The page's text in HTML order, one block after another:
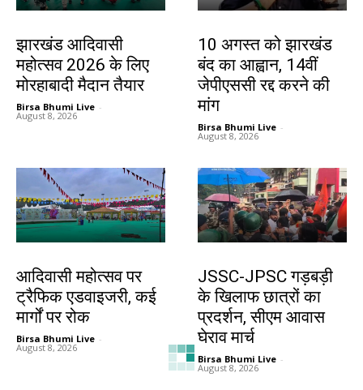
झारखंड आदिवासी
महोत्सव 2026 के लिए
मोरहाबादी मैदान तैयार
Birsa Bhumi Live -
August 8, 2026
10 अगस्त को झारखंड
बंद का आह्वान, 14वीं
जेपीएससी रद्द करने की
मांग
Birsa Bhumi Live -
August 8, 2026
आदिवासी महोत्सव पर
ट्रैफिक एडवाइजरी, कई
मार्गों पर रोक
Birsa Bhumi Live -
August 8, 2026
JSSC-JPSC गड़बड़ी
के खिलाफ छात्रों का
प्रदर्शन, सीएम आवास
घेराव मार्च
Birsa Bhumi Live -
August 8, 2026